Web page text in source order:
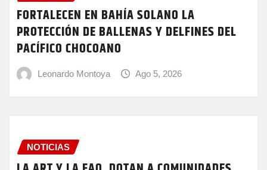
FORTALECEN EN BAHÍA SOLANO LA
PROTECCIÓN DE BALLENAS Y DELFINES DEL
PACÍFICO CHOCOANO
Leonardo Montoya Ago 5, 2026
NOTICIAS